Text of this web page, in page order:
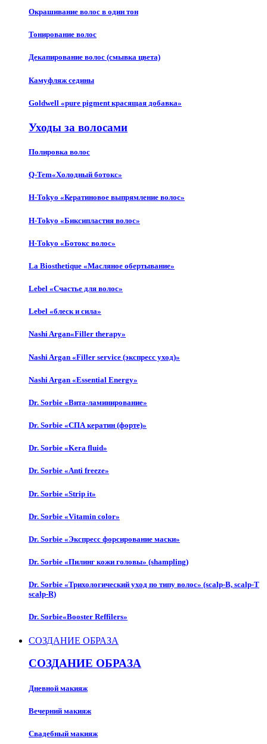
Окрашивание волос в один тон
Тонирование волос
Декапирование волос (смывка цвета)
Камуфляж седины
Goldwell «pure pigment красящая добавка»
Уходы за волосами
Полировка волос
Q-Tem«Холодный ботокс»
H-Tokyo «Кератиновое выпрямление волос»
H-Tokyo «Биксипластия волос»
H-Tokyo «Ботокс волос»
La Biosthetique «Масляное обертывание»
Lebel «Счастье для волос»
Lebel «блеск и сила»
Nashi Argan«Filler therapy»
Nashi Argan «Filler service (экспресс уход)»
Nashi Argan «Essential Energy»
Dr. Sorbie «Вита-ламинирование»
Dr. Sorbie «СПА кератин (форте)»
Dr. Sorbie «Kera fluid»
Dr. Sorbie «Anti freeze»
Dr. Sorbie «Strip it»
Dr. Sorbie «Vitamin color»
Dr. Sorbie «Экспресс форсирование маски»
Dr. Sorbie «Пилинг кожи головы» (shampling)
Dr. Sorbie «Трихологический уход по типу волос» (scalp-B, scalp-T
scalp-R)
Dr. Sorbie«Booster Reffilers»
СОЗДАНИЕ ОБРАЗА
СОЗДАНИЕ ОБРАЗА
Дневной макияж
Вечерний макияж
Свадебный макияж